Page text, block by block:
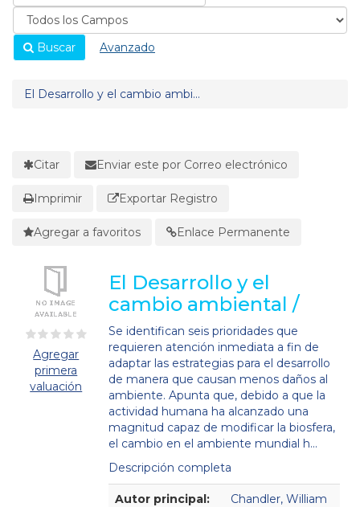
Buscar Avanzado
El Desarrollo y el cambio ambi...
Citar Enviar este por Correo electrónico
Imprimir Exportar Registro
Agregar a favoritos Enlace Permanente
Agregar
primera
valuación
El Desarrollo y el
cambio ambiental /
Se identifican seis prioridades que
requieren atención inmediata a fin de
adaptar las estrategias para el desarrollo
de manera que causan menos daños al
ambiente. Apunta que, debido a que la
actividad humana ha alcanzado una
magnitud capaz de modificar la biosfera,
el cambio en el ambiente mundial h...
Descripción completa
Detalles Bibliográficos
Autor principal:
Chandler, William